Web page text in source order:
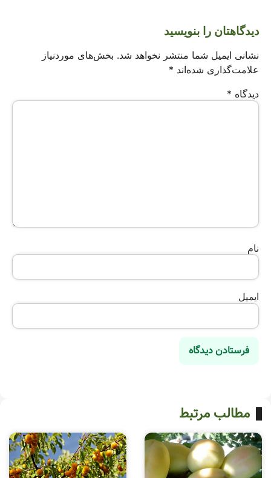
دیدگاهتان را بنویسید
نشانی ایمیل شما منتشر نخواهد شد. بخش‌های موردنیاز
علامت‌گذاری شده‌اند *
دیدگاه *
نام
ایمیل
مطالب مرتبط